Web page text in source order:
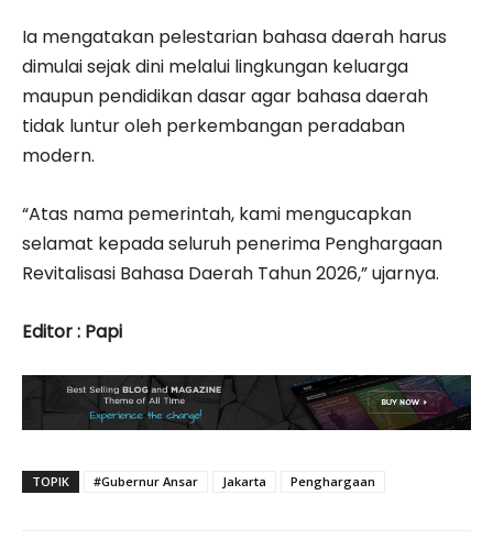
Ia mengatakan pelestarian bahasa daerah harus
dimulai sejak dini melalui lingkungan keluarga
maupun pendidikan dasar agar bahasa daerah
tidak luntur oleh perkembangan peradaban
modern.
“Atas nama pemerintah, kami mengucapkan
selamat kepada seluruh penerima Penghargaan
Revitalisasi Bahasa Daerah Tahun 2026,” ujarnya.
Editor : Papi
TOPIK #Gubernur Ansar Jakarta Penghargaan